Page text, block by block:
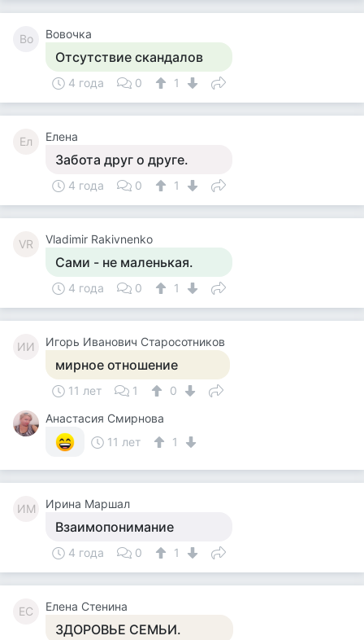
Во Вовочка
Отсутствие скандалов
4 года 0 1
Ел Елена
Забота друг о друге.
4 года 0 1
VR Vladimir Rakivnenko
Сами - не маленькая.
4 года 0 1
ИИ Игорь Иванович Старосотников
мирное отношение
11 лет 1
0
Анастасия Смирнова
11 лет
1
ИМ Ирина Маршал
Взаимопонимание
4 года 0 1
ЕС Елена Стенина
ЗДОРОВЬЕ СЕМЬИ.